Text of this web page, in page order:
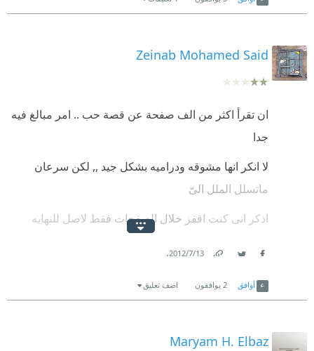
Zeinab Mohamed Said
ان تقرأ اكثر من الف صفحة عن قصة حب .. امر مبالغ فيه
جدا
لا انكر انها مشوقه ودراميه بشكل جيد ,, لكن سرعان
ماتسلل الملل الىّ
اذكر انى كنت اقفز خلال الصفحات فقط لاصل للنهايه
والفرقه والالم .. لتصطدم بنهاية غاية فى السعاده فى
لكنها فى بعض الاوقات تبدو غير منطقيه على الاطلاق
13‏/7‏/2012
.
أوافق 2 يوافقون اضف تعليق
Maryam H. Elbaz